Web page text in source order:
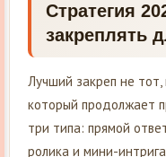
Стратегия
закреплять
Лучший закреп не тот,
который продолжает
три типа: прямой
ролика и мини-